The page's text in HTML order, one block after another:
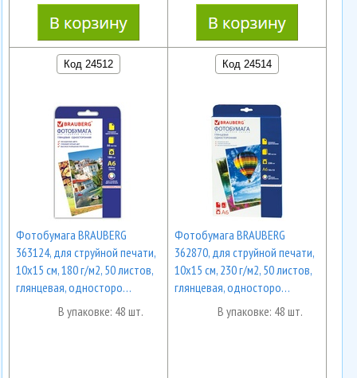
Код 24512
Фотобумага BRAUBERG
363124, для струйной печати,
10х15 см, 180 г/м2, 50 листов,
глянцевая, односторо…
В упаковке: 48 шт.
Код 24514
Фотобумага BRAUBERG
362870, для струйной печати,
10х15 см, 230 г/м2, 50 листов,
глянцевая, односторо…
В упаковке: 48 шт.